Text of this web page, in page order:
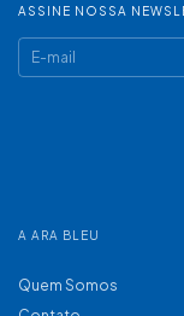
ASSINE NOSSA
A ARA BLEU
Quem Somos